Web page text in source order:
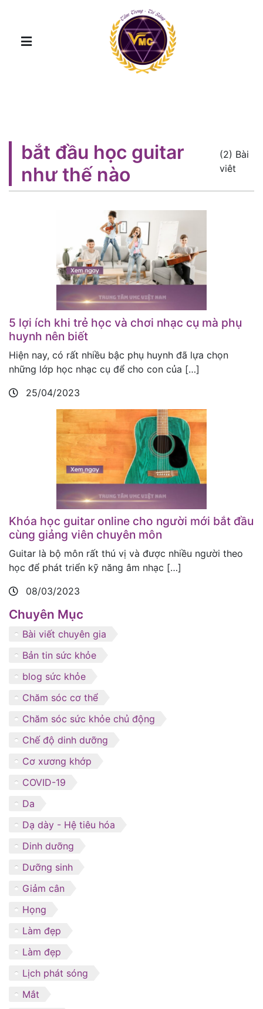
bắt đầu học guitar
như thế nào
(2) Bài
viêt
5 lợi ích khi trẻ học và chơi nhạc cụ mà phụ
huynh nên biết
Hiện nay, có rất nhiều bậc phụ huynh đã lựa chọn
những lớp học nhạc cụ để cho con của […]
25/04/2023
Khóa học guitar online cho người mới bắt đầu
cùng giảng viên chuyên môn
Guitar là bộ môn rất thú vị và được nhiều người theo
học để phát triển kỹ năng âm nhạc […]
08/03/2023
Chuyên Mục
Bài viết chuyên gia
Bản tin sức khỏe
blog sức khỏe
Chăm sóc cơ thể
Chăm sóc sức khỏe chủ động
Chế độ dinh dưỡng
Cơ xương khớp
COVID-19
Da
Dạ dày - Hệ tiêu hóa
Dinh dưỡng
Dưỡng sinh
Giảm cân
Họng
Làm đẹp
Làm đẹp
Lịch phát sóng
Mắt